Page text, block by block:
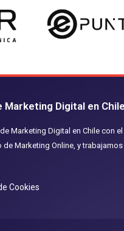
Marketing Digital en Chile
Marketing Digital en Chile con
Marketing Online, y
Cookies